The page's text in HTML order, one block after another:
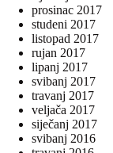
prosinac 2017
studeni 2017
listopad 2017
rujan 2017
lipanj 2017
svibanj 2017
travanj 2017
veljača 2017
siječanj 2017
svibanj 2016